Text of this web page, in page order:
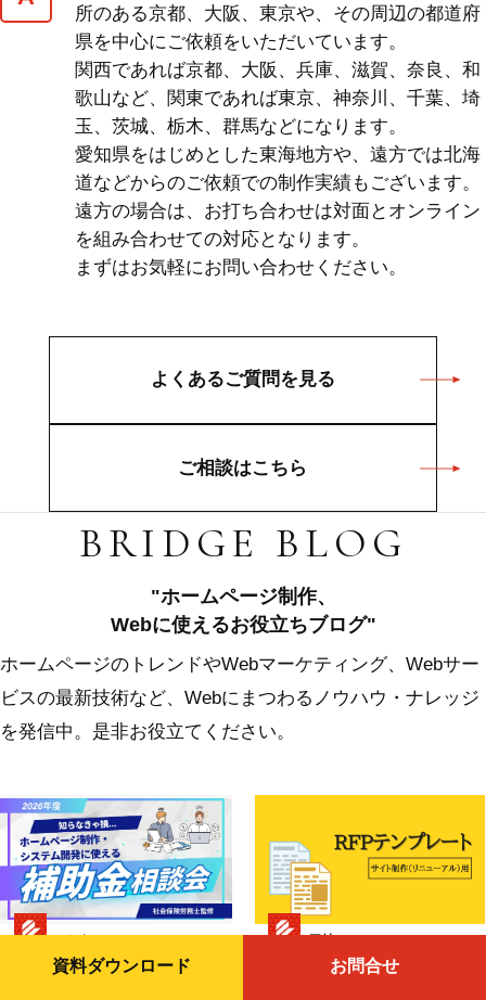
所のある京都、大阪、東京や、その周辺の都道府
県を中心にご依頼をいただいています。
関西であれば京都、大阪、兵庫、滋賀、奈良、和
歌山など、関東であれば東京、神奈川、千葉、埼
玉、茨城、栃木、群馬などになります。
愛知県をはじめとした東海地方や、遠方では北海
道などからのご依頼での制作実績もございます。
遠方の場合は、お打ち合わせは対面とオンライン
を組み合わせての対応となります。
まずはお気軽にお問い合わせください。
よくあるご質問を見る
ご相談はこちら
BRIDGE BLOG
"ホームページ制作、
Webに使えるお役立ちブログ"
ホームページのトレンドやWebマーケティング、Webサー
ビスの最新技術など、Webにまつわるノウハウ・ナレッジ
を発信中。是非お役立てください。
資料ダウンロード お問合せ